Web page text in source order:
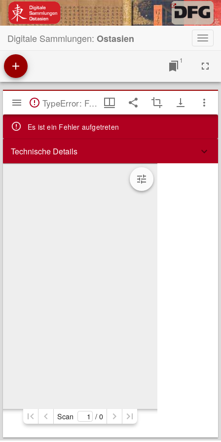
Digitale Sammlungen: Ostasien
1
Mirador
Viewer TypeError: Failed to fetch
Es ist ein Fehler aufgetreten
Technische Details
Scan / 0